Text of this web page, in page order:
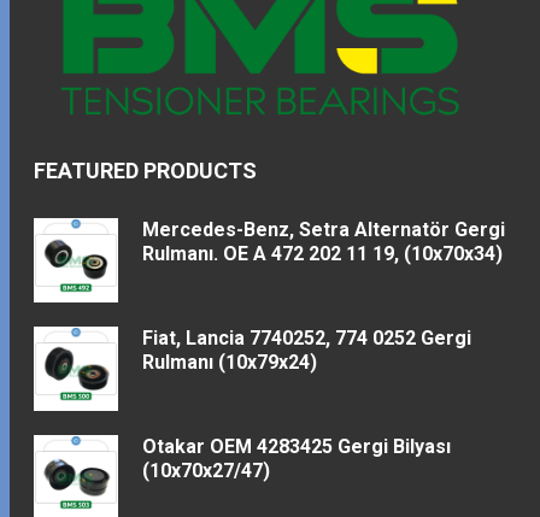
FEATURED PRODUCTS
Mercedes-Benz, Setra Alternatör Gergi
Rulmanı. OE A 472 202 11 19, (10x70x34)
Fiat, Lancia 7740252, 774 0252 Gergi
Rulmanı (10x79x24)
Otakar OEM 4283425 Gergi Bilyası
(10x70x27/47)